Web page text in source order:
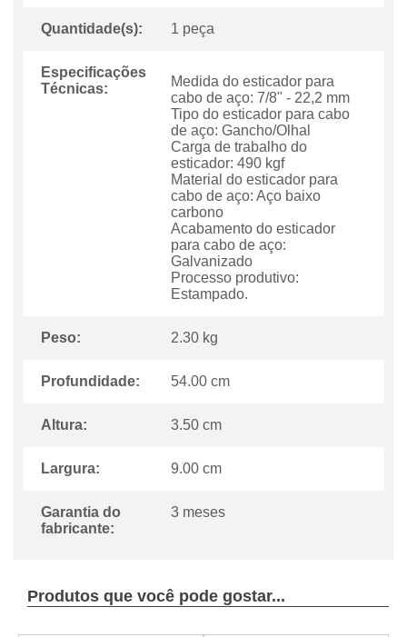
Quantidade(s): 1 peça
Especificações
Técnicas:
Medida do esticador para
cabo de aço: 7/8" - 22,2 mm
Tipo do esticador para cabo
de aço: Gancho/Olhal
Carga de trabalho do
esticador: 490 kgf
Material do esticador para
cabo de aço: Aço baixo
carbono
Acabamento do esticador
para cabo de aço:
Galvanizado
Processo produtivo:
Estampado.
Peso: 2.30 kg
Profundidade: 54.00 cm
Altura: 3.50 cm
Largura: 9.00 cm
Garantia do
fabricante:
3 meses
Produtos que você pode gostar...